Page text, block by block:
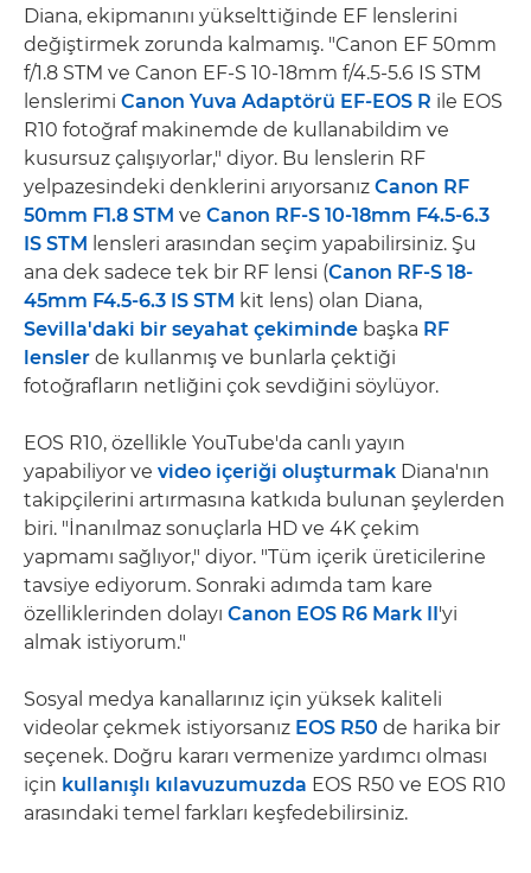
Diana, ekipmanını yükselttiğinde EF lenslerini
değiştirmek zorunda kalmamış. "Canon EF 50mm
f/1.8 STM ve Canon EF-S 10-18mm f/4.5-5.6 IS STM
lenslerimi Canon Yuva Adaptörü EF-EOS R ile EOS
R10 fotoğraf makinemde de kullanabildim ve
kusursuz çalışıyorlar," diyor. Bu lenslerin RF
yelpazesindeki denklerini arıyorsanız Canon RF
50mm F1.8 STM ve Canon RF-S 10-18mm F4.5-6.3
IS STM lensleri arasından seçim yapabilirsiniz. Şu
ana dek sadece tek bir RF lensi (Canon RF-S 18-
45mm F4.5-6.3 IS STM kit lens) olan Diana,
Sevilla'daki bir seyahat çekiminde başka RF
lensler de kullanmış ve bunlarla çektiği
fotoğrafların netliğini çok sevdiğini söylüyor.
EOS R10, özellikle YouTube'da canlı yayın
yapabiliyor ve video içeriği oluşturmak Diana'nın
takipçilerini artırmasına katkıda bulunan şeylerden
biri. "İnanılmaz sonuçlarla HD ve 4K çekim
yapmamı sağlıyor," diyor. "Tüm içerik üreticilerine
tavsiye ediyorum. Sonraki adımda tam kare
özelliklerinden dolayı Canon EOS R6 Mark II'yi
almak istiyorum."
Sosyal medya kanallarınız için yüksek kaliteli
videolar çekmek istiyorsanız EOS R50 de harika bir
seçenek. Doğru kararı vermenize yardımcı olması
için kullanışlı kılavuzumuzda EOS R50 ve EOS R10
arasındaki temel farkları keşfedebilirsiniz.